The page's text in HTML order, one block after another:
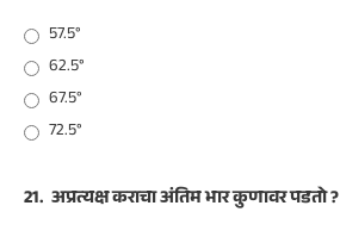
57.5°
62.5°
67.5°
72.5°
21. अप्रत्यक्ष कराचा अंतिम भार कुणावर पडतो ?